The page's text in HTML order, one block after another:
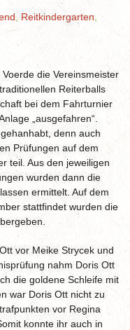
Reitkindergarten
die Vereinsmeister
Reiterballs
bei dem Fahrturnier
„ausgefahren“.
denn auch
Prüfungen auf dem
teil. Aus den jeweiligen
wurden dann die
ermittelt. Auf dem
stattfindet wurden die
vor Meike Strycek und
nahm Doris Ott
die goldene Schleife mit
war Doris Ott nicht zu
vor Regina
konnte ihr auch in